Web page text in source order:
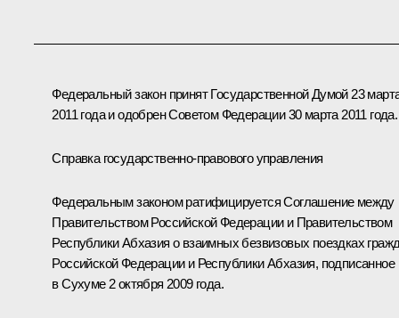
Федеральный закон принят Государственной Думой 23
2011 года и одобрен Советом Федерации 30 марта 2011 года.
Справка государственно-правового управления
Федеральным законом ратифицируется Соглашение между
Правительством Российской Федерации и Правительством
Республики Абхазия о взаимных безвизовых поездках
Российской Федерации и Республики Абхазия, подписанное
в Сухуме 2 октября 2009 года.